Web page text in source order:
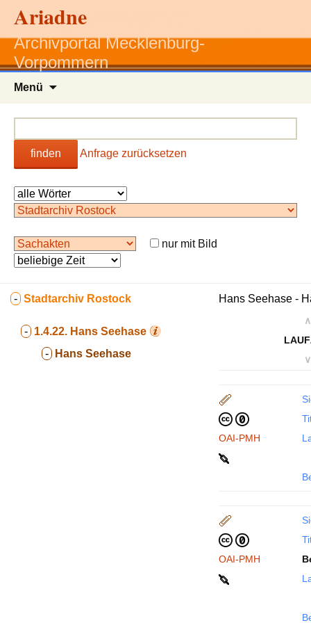
Ariadne
Archivportal Mecklenburg-
Vorpommern
Menü
finden Anfrage zurücksetzen
nur mit Bild
- Stadtarchiv Rostock
- 1.4.22. Hans Seehase
- Hans Seehase
Hans Seehase -
∧
∨
OAI-PMH
OAI-PMH